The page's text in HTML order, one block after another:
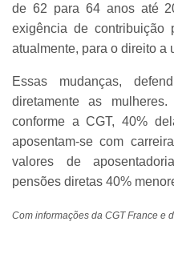
de 62 para 64 anos até
exigência de
atualmente, para o direito a
Essas mudanças,
diretamente as
conforme a CGT, 40%
aposentam-se com
valores de
pensões diretas 40%
Com informações da CGT France e